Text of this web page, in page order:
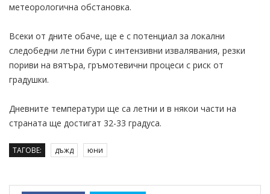
метеорологична обстановка.
Всеки от дните обаче, ще е с потенциал за локални
следобедни летни бури с интензивни извалявания, резки
пориви на вятъра, гръмотевични процеси с риск от
градушки.
Дневните температури ще са летни и в някои части на
страната ще достигат 32-33 градуса.
ТАГОВЕ: дъжд юни